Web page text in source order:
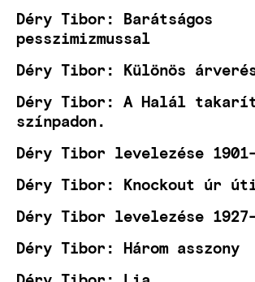
Déry Tibor: Barátságos
pesszimizmussal
Déry Tibor: Különös
Déry Tibor: A Halál
színpadon.
Déry Tibor levelezése
Déry Tibor: Knockout úr
Déry Tibor levelezése
Déry Tibor: Három asszony